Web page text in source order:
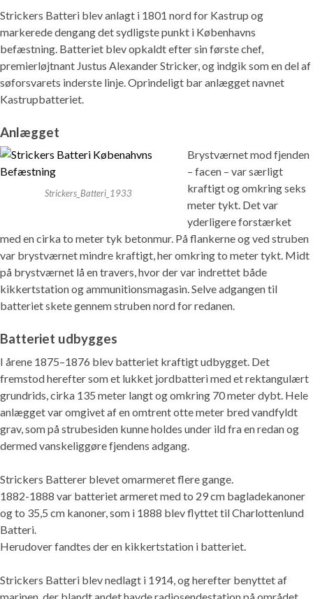
Strickers Batteri blev anlagt i 1801 nord for Kastrup og
markerede dengang det sydligste punkt i Københavns
befæstning. Batteriet blev opkaldt efter sin første chef,
premierløjtnant Justus Alexander Stricker, og indgik som en del af
søforsvarets inderste linje. Oprindeligt bar anlægget navnet
Kastrupbatteriet.
Anlægget
Strickers_Batteri_1933
Brystværnet mod fjenden
– facen – var særligt
kraftigt og omkring seks
meter tykt. Det var
yderligere forstærket
med en cirka to meter tyk betonmur. På flankerne og ved struben
var brystværnet mindre kraftigt, her omkring to meter tykt. Midt
på brystværnet lå en travers, hvor der var indrettet både
kikkertstation og ammunitionsmagasin. Selve adgangen til
batteriet skete gennem struben nord for redanen.
Batteriet udbygges
I årene 1875–1876 blev batteriet kraftigt udbygget. Det
fremstod herefter som et lukket jordbatteri med et rektangulært
grundrids, cirka 135 meter langt og omkring 70 meter dybt. Hele
anlægget var omgivet af en omtrent otte meter bred vandfyldt
grav, som på strubesiden kunne holdes under ild fra en redan og
dermed vanskeliggøre fjendens adgang.
Strickers Batterer blevet omarmeret flere gange.
1882-1888 var batteriet armeret med to 29 cm bagladekanoner
og to 35,5 cm kanoner, som i 1888 blev flyttet til Charlottenlund
Batteri.
Herudover fandtes der en kikkertstation i batteriet.
Strickers Batteri blev nedlagt i 1914, og herefter benyttet af